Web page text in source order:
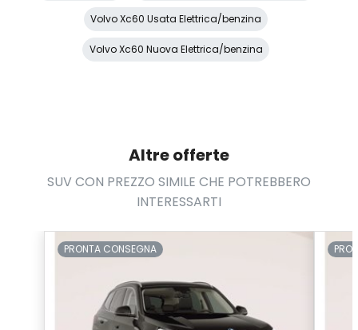
Sistema audio
Sistema di chiamata d'emergenza
Sistema di ricarica wireless per smartphone
Specchietti di cortesia
Volvo Xc60 Usata Elettrica/benzina
Volvo Xc60 Nuova Elettrica/benzina
Altre offerte
SUV CON PREZZO SIMILE CHE POTREBBERO
INTERESSARTI
PRONTA CONSEGNA